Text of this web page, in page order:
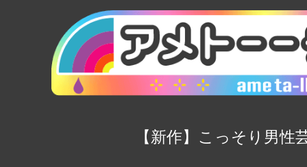
【新作】こっそり男性